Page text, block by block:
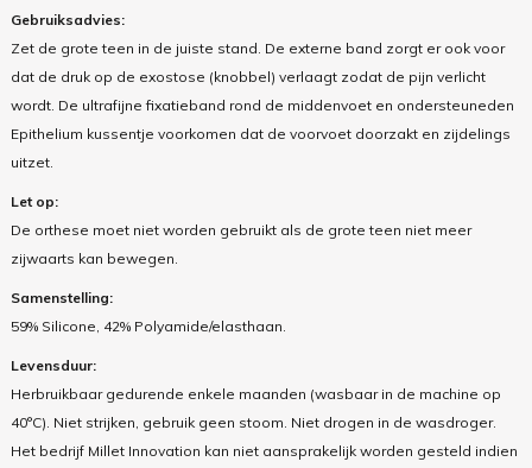
Gebruiksadvies:
Zet de grote teen in de juiste stand. De externe band zorgt er ook voor
dat de druk op de exostose (knobbel) verlaagt zodat de pijn verlicht
wordt. De ultrafijne fixatieband rond de middenvoet en ondersteuneden
Epithelium kussentje voorkomen dat de voorvoet doorzakt en zijdelings
uitzet.
Let op:
De orthese moet niet worden gebruikt als de grote teen niet meer
zijwaarts kan bewegen.
Samenstelling:
59% Silicone, 42% Polyamide/elasthaan.
Levensduur:
Herbruikbaar gedurende enkele maanden (wasbaar in de machine op
40°C). Niet strijken, gebruik geen stoom. Niet drogen in de wasdroger.
Het bedrijf Millet Innovation kan niet aansprakelijk worden gesteld indien